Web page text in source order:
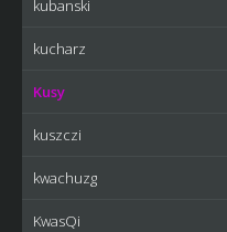
kubanski
kucharz
Kusy
kuszczi
kwachuzg
KwasQi